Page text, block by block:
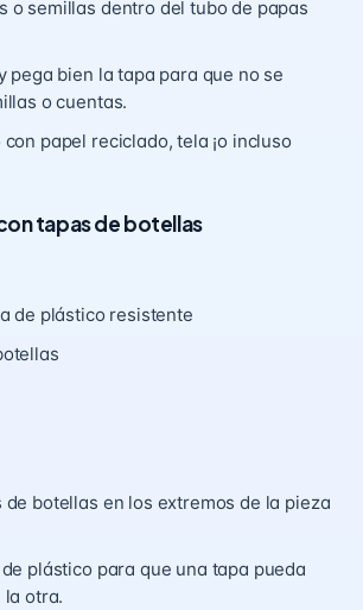
o semillas dentro del tubo de papas
pega bien la tapa para que no se
o cuentas.
papel reciclado, tela ¡o incluso
tapas de botellas
de plástico resistente
de botellas en los extremos de la pieza
plástico para que una tapa pueda
otra.